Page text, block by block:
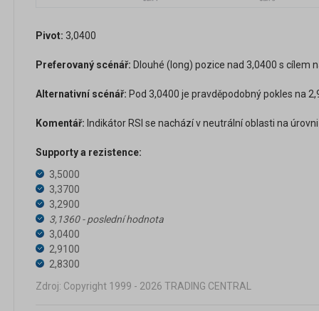
Pivot: 3,0400
Preferovaný scénář: Dlouhé (long) pozice nad 3,0400 s cílem
Alternativní scénář: Pod 3,0400 je pravděpodobný pokles na
Komentář: Indikátor RSI se nachází v neutrální oblasti na úrovni
Supporty a rezistence:
3,5000
3,3700
3,2900
3,1360 - poslední hodnota
3,0400
2,9100
2,8300
Zdroj: Copyright 1999 - 2026 TRADING CENTRAL